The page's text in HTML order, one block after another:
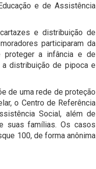
e de Assistência
e distribuição de
participaram da
proteger a infância e de
a distribuição de pipoca e
de uma rede de proteção
o Centro de Referência
Social, além de
suas famílias. Os casos
100, de forma anônima